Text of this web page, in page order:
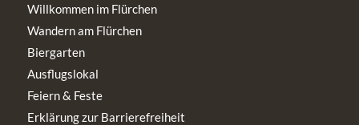
Willkommen im Flürchen
Wandern am Flürchen
Biergarten
Ausflugslokal
Feiern & Feste
Erklärung zur Barrierefreiheit